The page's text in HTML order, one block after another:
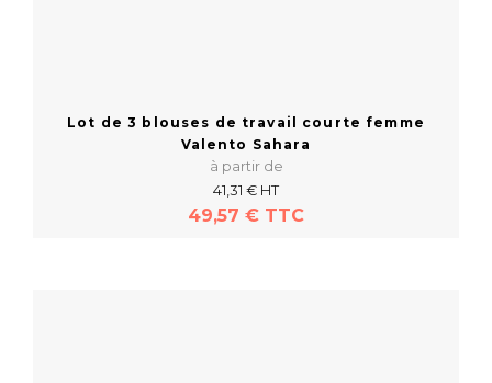
Lot de 3 blouses de travail courte femme
Valento Sahara
à partir de
41,31 € HT
49,57 € TTC